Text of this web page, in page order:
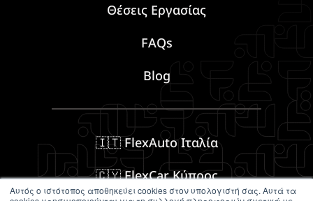
Αυτός ο ιστότοπος αποθηκεύει cookies στον υπολογιστή σας. Αυτά τα
Θέσεις Εργασίας
FAQs
Blog
🇮🇹 FlexAuto Ιταλία
🇨🇾 FlexCar Κύπρος